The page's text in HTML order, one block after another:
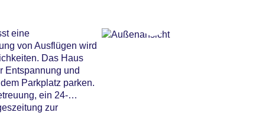
eine
von Ausflügen wird
Das Haus
Entspannung und
Parkplatz parken.
ein 24-
zur